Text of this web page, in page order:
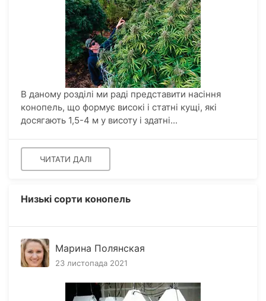
В даному розділі ми раді представити насіння
конопель, що формує високі і статні кущі, які
досягають 1,5-4 м у висоту і здатні...
ЧИТАТИ ДАЛІ
Низькі сорти конопель
Марина Полянская
23 листопада 2021